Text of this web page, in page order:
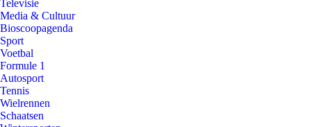
Televisie
Media & Cultuur
Bioscoopagenda
Sport
Voetbal
Formule 1
Autosport
Tennis
Wielrennen
Schaatsen